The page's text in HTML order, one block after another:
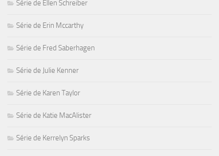
Série de Ellen Schreiber
Série de Erin Mccarthy
Série de Fred Saberhagen
Série de Julie Kenner
Série de Karen Taylor
Série de Katie MacAlister
Série de Kerrelyn Sparks